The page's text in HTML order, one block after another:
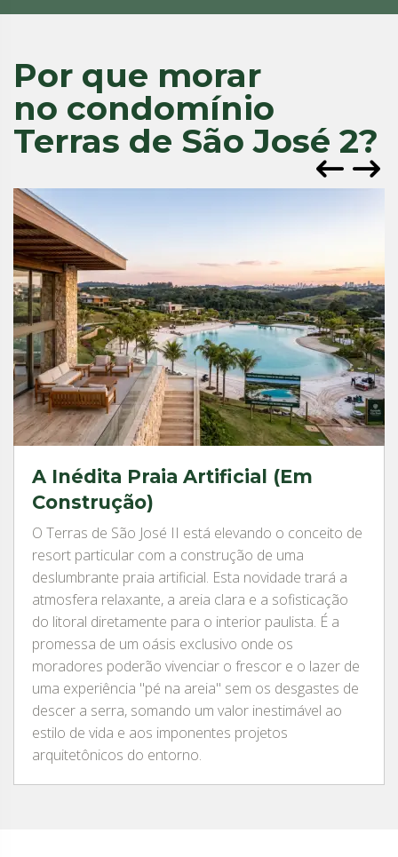
Por que morar
no condomínio
Terras de São José 2?
A Inédita Praia Artificial (Em
Construção)
O Terras de São José II está elevando o conceito de
resort particular com a construção de uma
deslumbrante praia artificial. Esta novidade trará a
atmosfera relaxante, a areia clara e a sofisticação
do litoral diretamente para o interior paulista. É a
promessa de um oásis exclusivo onde os
moradores poderão vivenciar o frescor e o lazer de
uma experiência "pé na areia" sem os desgastes de
descer a serra, somando um valor inestimável ao
estilo de vida e aos imponentes projetos
arquitetônicos do entorno.